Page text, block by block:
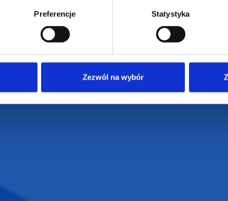
Preferencje Statystyka
Zezwól na wybór
Czas realizacji
Dostawa i płatności
Regulamin strony
Polityka prywatności
Osiecza Pierwsza
62-586 Rzgów
NIP: 6652893990